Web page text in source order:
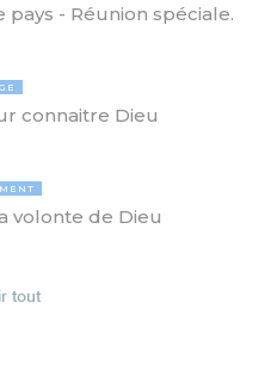
pays - Réunion spéciale.
connaitre Dieu
volonte de Dieu
tout